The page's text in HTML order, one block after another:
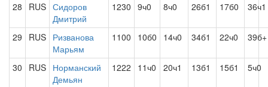
28 RUS Сидоров
Дмитрий
1230 9ч0 8ч0 26б1 17б0 36ч1
29 RUS Ризванова
Марьям
1100 10б0 14ч0 34б1 22ч0 39б+
30 RUS Норманский
Демьян
1222 11ч0 20ч1 13б1 15б1 5ч0